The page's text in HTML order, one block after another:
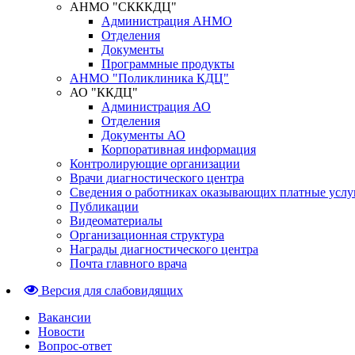
АНМО "СКККДЦ"
Администрация АНМО
Отделения
Документы
Программные продукты
АНМО "Поликлиника КДЦ"
АО "ККДЦ"
Администрация АО
Отделения
Документы АО
Корпоративная информация
Контролирующие организации
Врачи диагностического центра
Сведения о работниках оказывающих платные
Публикации
Видеоматериалы
Организационная структура
Награды диагностического центра
Почта главного врача
Версия для слабовидящих
Вакансии
Новости
Вопрос-ответ